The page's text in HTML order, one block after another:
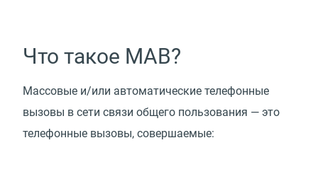
Что такое МАВ?
Массовые и/или автоматические телефонные
вызовы в сети связи общего пользования — это
телефонные вызовы, совершаемые: